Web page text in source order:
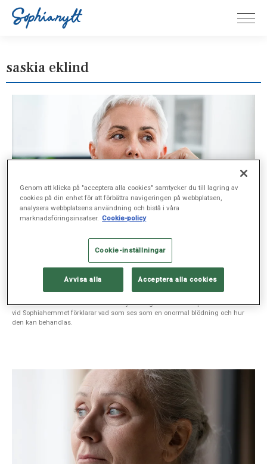
saskia eklind
Ofrivilliga blödningar vanligt problem
Många kvinnor får ofrivilliga blödningar någon gång men om de är
återkommande bör man söka vård. Gynekolog Saskia Eklind på Carlakliniken
vid Sophiahemmet förklarar vad som ses som en onormal blödning och hur
den kan behandlas.
Genom att klicka på "acceptera alla cookies" samtycker du till lagring av
cookies på din enhet för att förbättra navigeringen på webbplatsen,
analysera webbplatsens användning och bistå i våra
marknadsföringsinsatser. Cookie-policy
Cookie-inställningar
Avvisa alla Acceptera alla cookies